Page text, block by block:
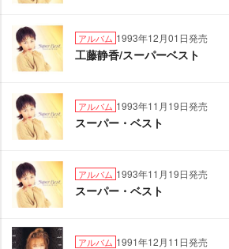
アルバム 1993年12月01日発売
工藤静香/スーパーベスト
アルバム 1993年11月19日発売
スーパー・ベスト
アルバム 1993年11月19日発売
スーパー・ベスト
アルバム 1991年12月11日発売